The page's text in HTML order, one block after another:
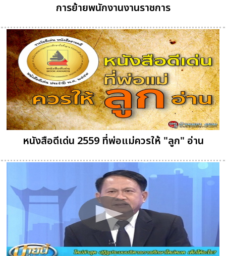
การย้ายพนักงานงานราชการ
หนังสือดีเด่น 2559 ที่พ่อแม่ควรให้ "ลูก" อ่าน